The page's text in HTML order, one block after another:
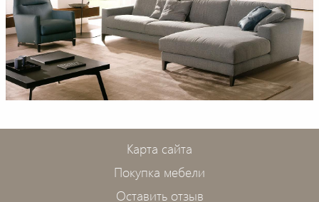
Карта сайта
Покупка мебели
Оставить отзыв